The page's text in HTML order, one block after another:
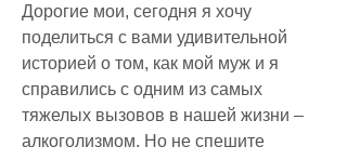
Дорогие мои, сегодня я хочу
поделиться с вами удивительной
историей о том, как мой муж и я
справились с одним из самых
тяжелых вызовов в нашей жизни –
алкоголизмом. Но не спешите